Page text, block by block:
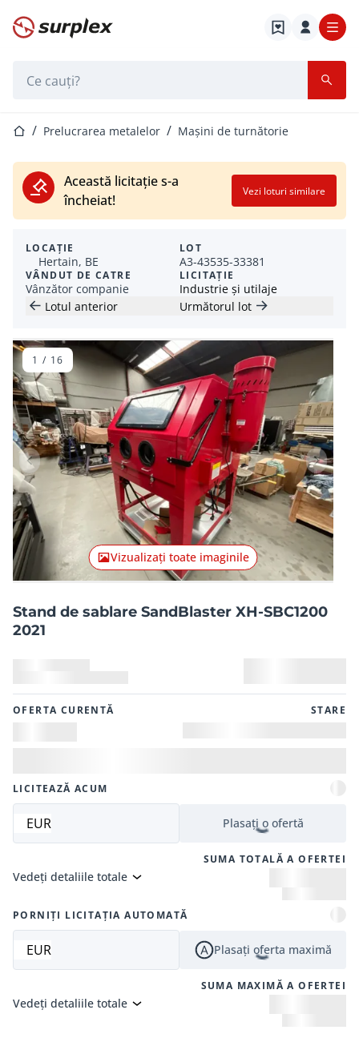
Pagina de start
Pagina de start
Prelucrarea metalelor Mașini de turnătorie
Această licitație s-a
încheiat!
Vezi loturi similare
LOCAȚIE
Hertain, BE
VÂNDUT DE CATRE
Vânzător companie
LOT
A3-43535-33381
LICITAȚIE
Industrie și utilaje
Lotul anterior
Următorul lot
Articolul anterior
Vizualizați toate imaginile
1 / 16
Stand de sablare SandBlaster XH-SBC1200
2021
OFERTA CURENTĂ STARE
LICITEAZĂ ACUM
EUR Plasați o ofertă
SUMA TOTALĂ A OFERTEI
Vedeți detaliile totale
PORNIȚI LICITAȚIA AUTOMATĂ
EUR Plasați oferta maximă
SUMA MAXIMĂ A OFERTEI
Vedeți detaliile totale